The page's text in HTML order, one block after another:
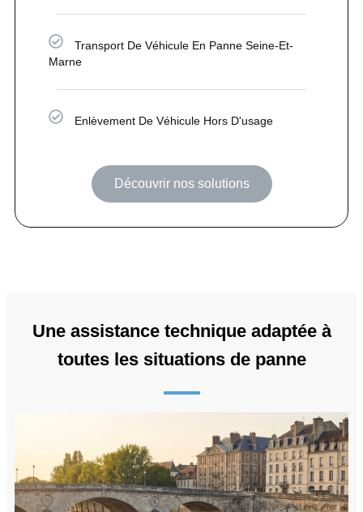
Transport De Véhicule En Panne Seine-Et-
Marne
Enlèvement De Véhicule Hors D'usage
Découvrir nos solutions
Une assistance technique adaptée à
toutes les situations de panne